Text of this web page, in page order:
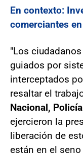
En contexto:
comerciantes
"Los
guiados por
interceptados
resaltar el
Nacional,
ejercieron la
liberación de
están en el